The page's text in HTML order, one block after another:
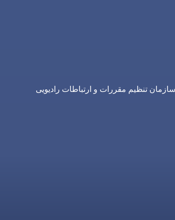
تنظیم مقررات و ارتباطات رادیویی